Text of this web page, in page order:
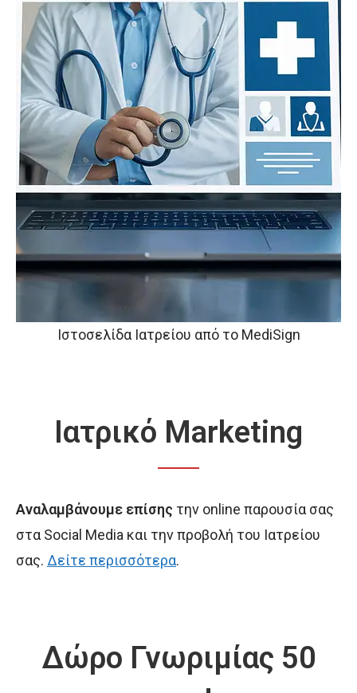
Ιστοσελίδα Ιατρείου από το MediSign
Ιατρικό Marketing
Αναλαμβάνουμε επίσης την online παρουσία σας
στα Social Media και την προβολή του Ιατρείου
σας. Δείτε περισσότερα.
Δώρο Γνωριμίας 50